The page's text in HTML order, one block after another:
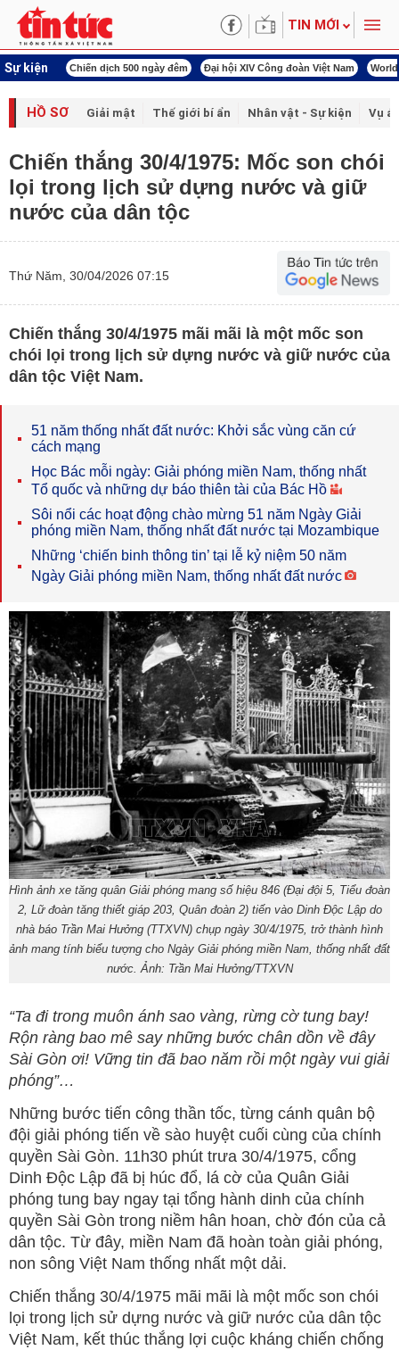
TIN MỚI
Sự kiện
500 ngày đêm Đại hội XIV Công đoàn Việt Nam World Cup 2026 Kỳ họp
HỒ SƠ Giải mật Thế giới bí ẩn Nhân vật - Sự kiện Vụ
Chiến thắng 30/4/1975: Mốc son chói
lọi trong lịch sử dựng nước và giữ
nước của dân tộc
Thứ Năm, 30/04/2026 07:15
Chiến thắng 30/4/1975 mãi mãi là một mốc son
chói lọi trong lịch sử dựng nước và giữ nước của
dân tộc Việt Nam.
51 năm thống nhất đất nước: Khởi sắc vùng căn cứ
cách mạng
Học Bác mỗi ngày: Giải phóng miền Nam, thống nhất
Tổ quốc và những dự báo thiên tài của Bác Hồ
Sôi nổi các hoạt động chào mừng 51 năm Ngày Giải
phóng miền Nam, thống nhất đất nước tại Mozambique
Những ‘chiến binh thông tin’ tại lễ kỷ niệm 50 năm
Ngày Giải phóng miền Nam, thống nhất đất nước
Hình ảnh xe tăng quân Giải phóng mang số hiệu 846 (Đại đội 5, Tiểu đoàn
2, Lữ đoàn tăng thiết giáp 203, Quân đoàn 2) tiến vào Dinh Độc Lập do
nhà báo Trần Mai Hưởng (TTXVN) chụp ngày 30/4/1975, trở thành hình
ảnh mang tính biểu tượng cho Ngày Giải phóng miền Nam, thống nhất đất
nước. Ảnh: Trần Mai Hưởng/TTXVN
“Ta đi trong muôn ánh sao vàng, rừng cờ tung bay!
Rộn ràng bao mê say những bước chân dồn về đây
Sài Gòn ơi! Vững tin đã bao năm rồi một ngày vui giải
phóng”…
Những bước tiến công thần tốc, từng cánh quân bộ
đội giải phóng tiến về sào huyệt cuối cùng của chính
quyền Sài Gòn. 11h30 phút trưa 30/4/1975, cổng
Dinh Độc Lập đã bị húc đổ, lá cờ của Quân Giải
phóng tung bay ngay tại tổng hành dinh của chính
quyền Sài Gòn trong niềm hân hoan, chờ đón của cả
dân tộc. Từ đây, miền Nam đã hoàn toàn giải phóng,
non sông Việt Nam thống nhất một dải.
Chiến thắng 30/4/1975 mãi mãi là một mốc son chói
lọi trong lịch sử dựng nước và giữ nước của dân tộc
Việt Nam, kết thúc thắng lợi cuộc kháng chiến chống